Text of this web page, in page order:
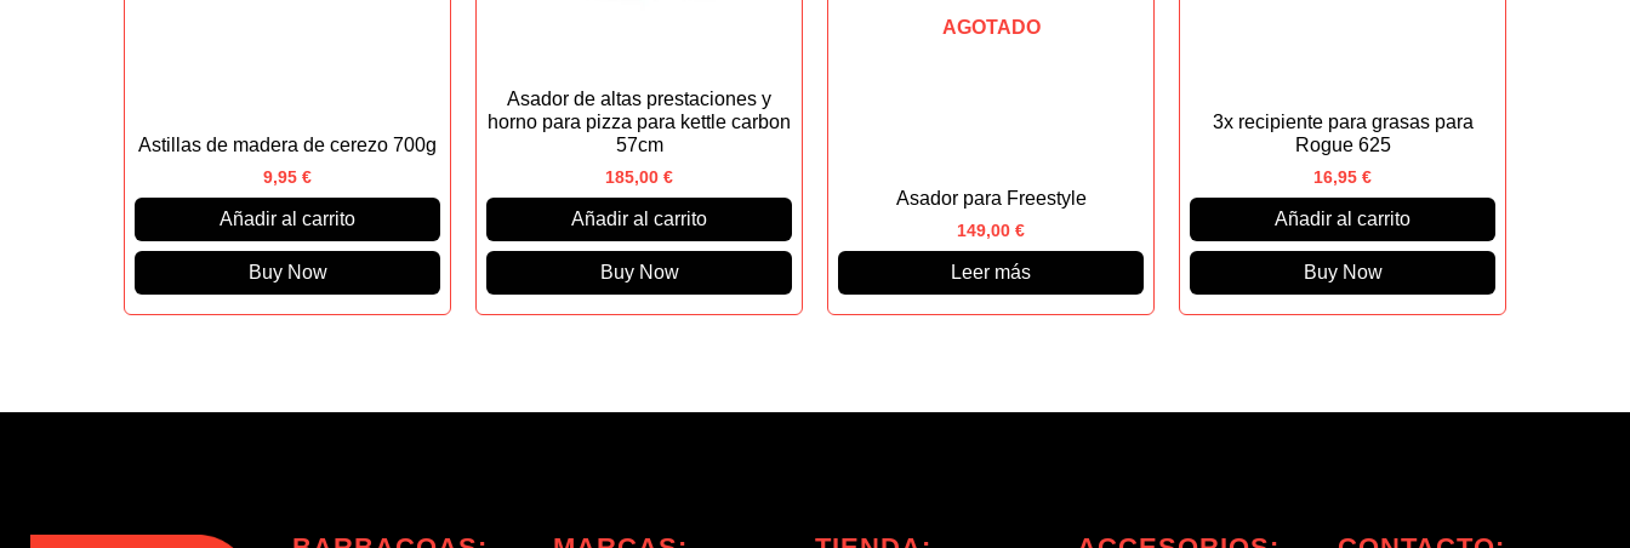
Astillas de madera de cerezo 700g
9,95 €
Añadir al carrito
Buy Now
Asador de altas prestaciones y
horno para pizza para kettle carbon
57cm
185,00 €
Añadir al carrito
Buy Now
AGOTADO
Asador para Freestyle
149,00 €
Leer más
3x recipiente para grasas para
Rogue 625
16,95 €
Añadir al carrito
Buy Now